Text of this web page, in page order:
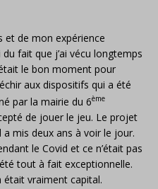
et de mon expérience
fait que j’ai vécu longtemps
le bon moment pour
aux dispositifs qui a été
par la mairie du 6ème
de jouer le jeu. Le projet
a mis deux ans à voir le jour.
le Covid et ce n’était pas
tout à fait exceptionnelle.
était vraiment capital.